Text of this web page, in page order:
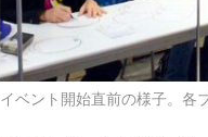
イベント開始直前の様子。各